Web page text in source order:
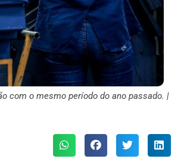
com o mesmo período do ano passado. |